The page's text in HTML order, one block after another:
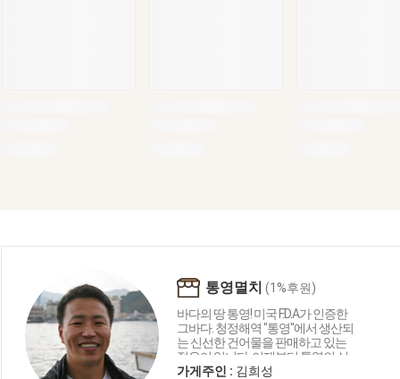
통영멸치 (1%후원)
바다의 땅 통영! 미국 F.D.A가 인증한
그바다. 청정해역 "통영"에서 생산되
는 신선한 건어물을 판매하고 있는
젊은이 입니다. 이제부터 통영의 신
선한 먹거리 통영멸치가 책임지겠
가게주인 : 김희성